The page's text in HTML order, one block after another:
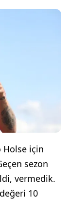
Holse için
sezon
vermedik.
10